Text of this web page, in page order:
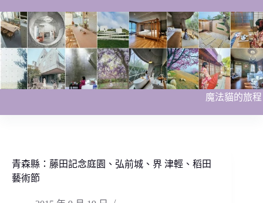
至
主
要
內
容
魔法貓的旅程
青森縣：藤田記念庭園、弘前城、界 津輕、稻田
藝術節